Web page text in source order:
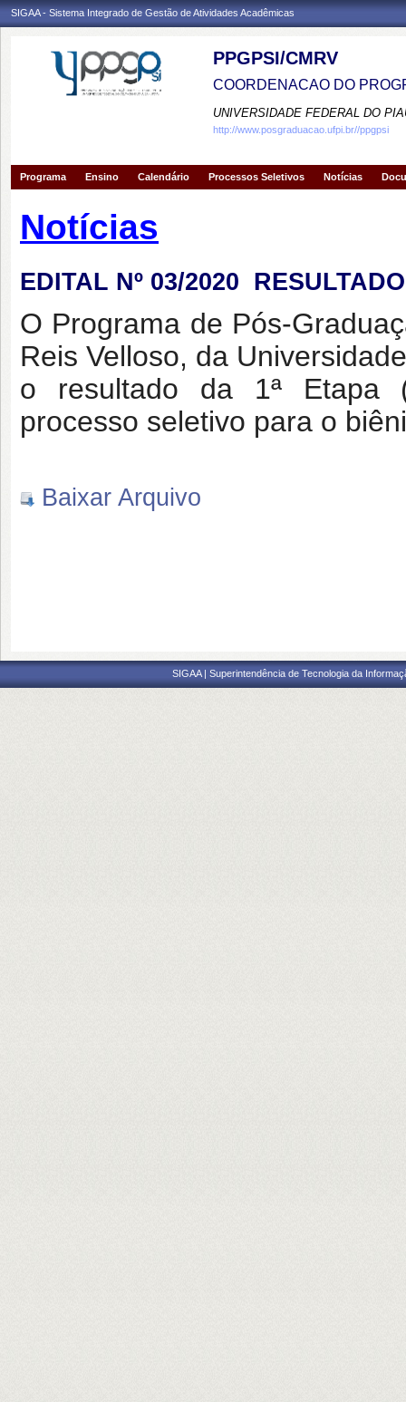
SIGAA - Sistema Integrado de Gestão de Atividades Acadêmicas
PPGPSI/CMRV
COORDENACAO DO
UNIVERSIDADE FEDERAL DO
http://www.posgraduacao.ufpi.br//ppgpsi
Programa Ensino Calendário Processos Seletivos Notícias
Notícias
EDITAL Nº 03/2020 
O Programa de Pós-
Reis Velloso, da
o resultado da 1ª Etapa
processo seletivo para o
Baixar Arquivo
SIGAA | Superintendência de Tecnologia da